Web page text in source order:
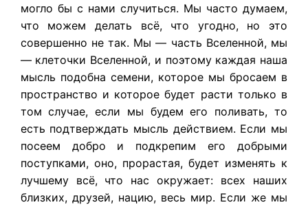
могло бы с нами случиться. Мы часто думаем,
что можем делать всё, что угодно, но это
совершенно не так. Мы — часть Вселенной, мы
— клеточки Вселенной, и поэтому каждая наша
мысль подобна семени, которое мы бросаем в
пространство и которое будет расти только в
том случае, если мы будем его поливать, то
есть подтверждать мысль действием. Если мы
посеем добро и подкрепим его добрыми
поступками, оно, прорастая, будет изменять к
лучшему всё, что нас окружает: всех наших
близких, друзей, нацию, весь мир. Если же мы